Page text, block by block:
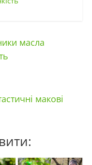
масла
макові